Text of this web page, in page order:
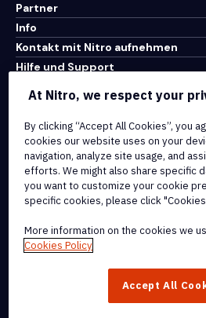
Partner
Info
Kontakt mit Nitro aufnehmen
Hilfe und Support
Nutzungsbedingungen
Cookie-Richtlinie
Copyright-Richtlinie
Alle Bedingungen und Richtlinien
Marken von Nitro Software, Inc. oder
At Nitro, we respect your
By clicking “Accept All Cookies”, you
cookies our website uses on your
navigation, analyze site usage, and
efforts. We might also share specific
you want to customize your cookie
specific cookies, please click
More information on the cookies we
Cookies Policy
Accept All